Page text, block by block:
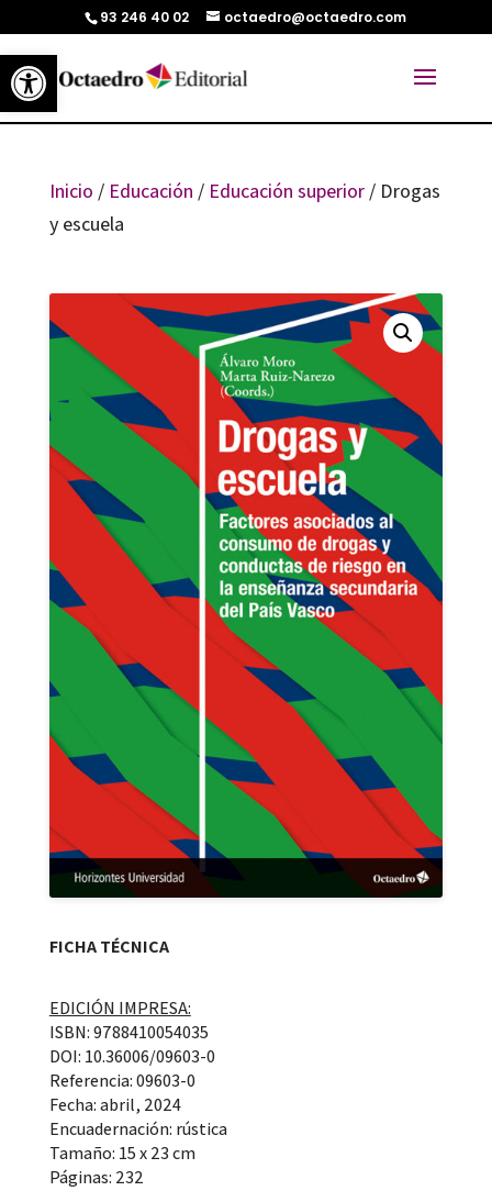
Abrir barra de herramientas
93 246 40 02 octaedro@octaedro.com
Inicio / Educación / Educación superior/ Drogas
y escuela
FICHA TÉCNICA
EDICIÓN IMPRESA:
ISBN: 9788410054035
DOI: 10.36006/09603-0
Referencia: 09603-0
Fecha: abril, 2024
Encuadernación: rústica
Tamaño: 15 x 23 cm
Páginas: 232